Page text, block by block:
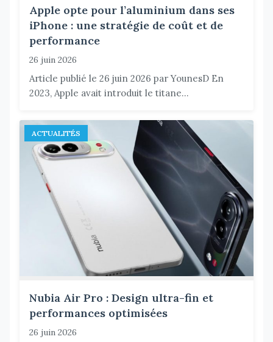
Apple opte pour l’aluminium dans ses
iPhone : une stratégie de coût et de
performance
26 juin 2026
Article publié le 26 juin 2026 par YounesD En
2023, Apple avait introduit le titane...
ACTUALITÉS
Nubia Air Pro : Design ultra-fin et
performances optimisées
26 juin 2026